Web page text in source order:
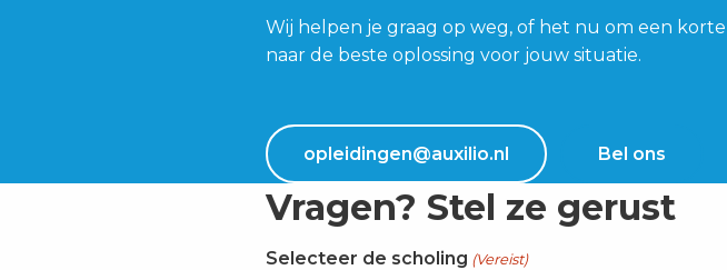
Wij helpen je graag op weg, of het nu om een
naar de beste oplossing voor jouw situatie.
opleidingen@auxilio.nl Bel ons
Vragen? Stel ze gerust
Selecteer de scholing (Vereist)